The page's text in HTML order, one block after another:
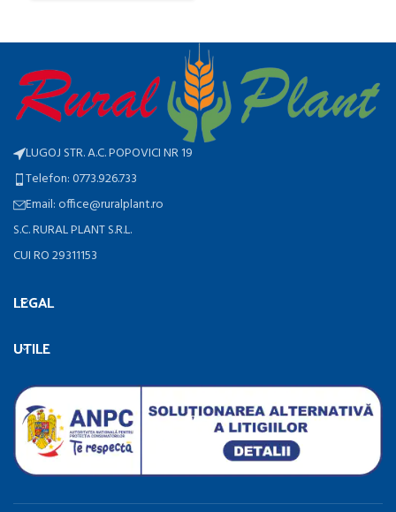
LUGOJ STR. A.C. POPOVICI NR 19
Telefon: 0773.926.733
Email: office@ruralplant.ro
S.C. RURAL PLANT S.R.L.
CUI RO 29311153
LEGAL
UTILE